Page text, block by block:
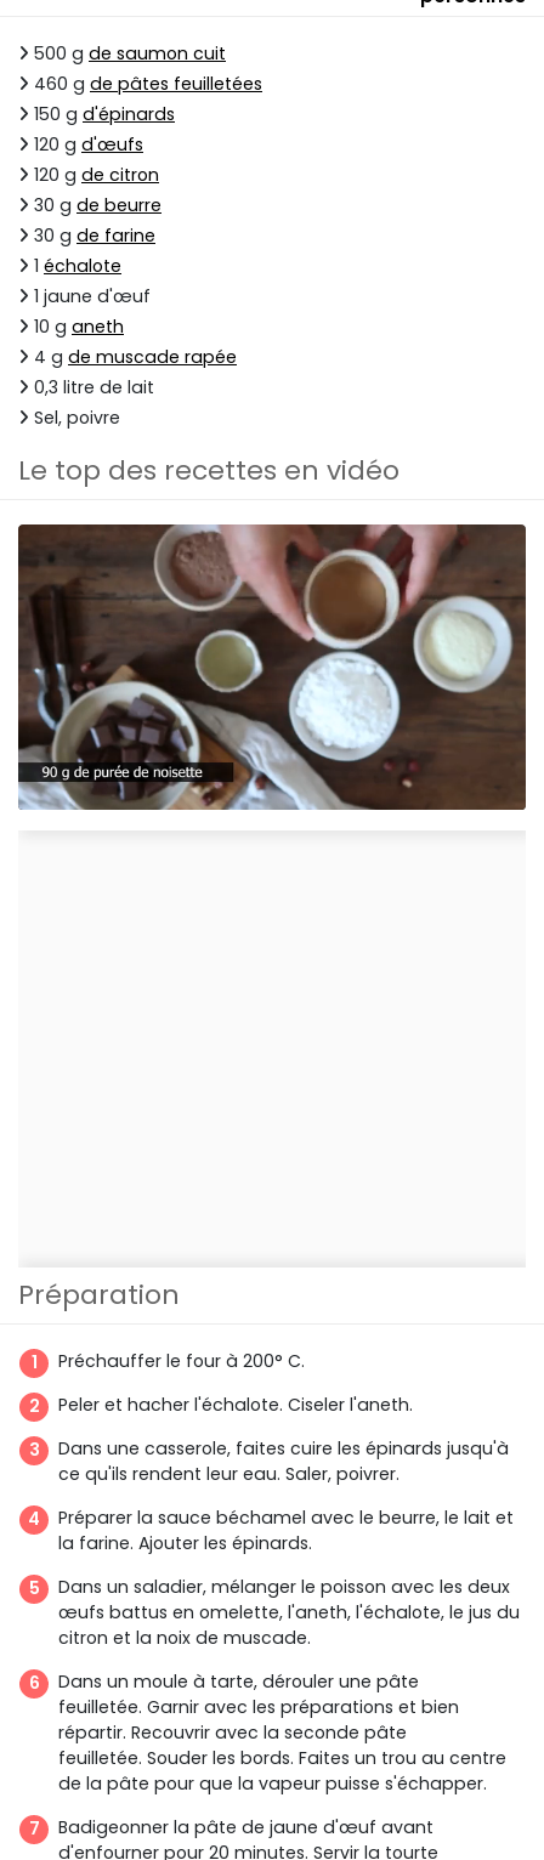
500 g de saumon cuit
460 g de pâtes feuilletées
150 g d'épinards
120 g d'œufs
120 g de citron
30 g de beurre
30 g de farine
1 échalote
1 jaune d'œuf
10 g aneth
4 g de muscade rapée
0,3 litre de lait
Sel, poivre
Le top des recettes en vidéo
Préparation
Préchauffer le four à 200° C.
Peler et hacher l'échalote. Ciseler l'aneth.
Dans une casserole, faites cuire les épinards jusqu'à
ce qu'ils rendent leur eau. Saler, poivrer.
Préparer la sauce béchamel avec le beurre, le lait et
la farine. Ajouter les épinards.
Dans un saladier, mélanger le poisson avec les deux
œufs battus en omelette, l'aneth, l'échalote, le jus du
citron et la noix de muscade.
Dans un moule à tarte, dérouler une pâte
feuilletée. Garnir avec les préparations et bien
répartir. Recouvrir avec la seconde pâte
feuilletée. Souder les bords. Faites un trou au centre
de la pâte pour que la vapeur puisse s'échapper.
Badigeonner la pâte de jaune d'œuf avant
d'enfourner pour 20 minutes. Servir la tourte